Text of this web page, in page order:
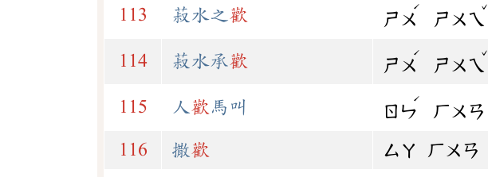
113 菽水之歡 ㄕㄨ
ˊ
ㄕㄨㄟ
ˇ
114 菽水承歡 ㄕㄨ
ˊ
ㄕㄨㄟ
ˇ
115 人歡 馬叫 ㄖㄣ
ˊ
ㄏㄨㄢ
116 撒歡 ㄙㄚ ㄏㄨㄢ